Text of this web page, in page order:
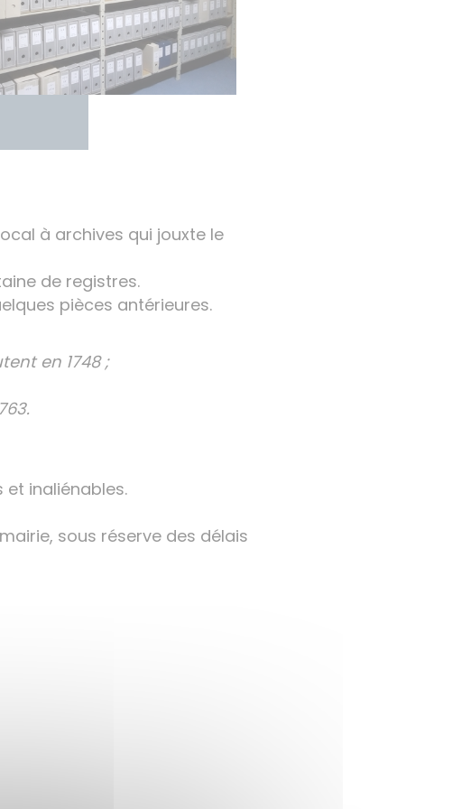
à archives qui jouxte le
de registres.
pièces antérieures.
en 1748 ;
inaliénables.
sous réserve des délais